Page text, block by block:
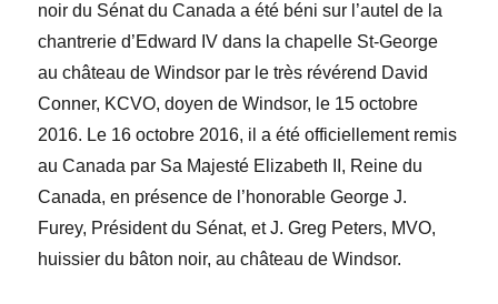
noir du Sénat du Canada a été béni sur l’autel de la
chantrerie d’Edward IV dans la chapelle St-George
au château de Windsor par le très révérend David
Conner, KCVO, doyen de Windsor, le 15 octobre
2016. Le 16 octobre 2016, il a été officiellement remis
au Canada par Sa Majesté Elizabeth II, Reine du
Canada, en présence de l’honorable George J.
Furey, Président du Sénat, et J. Greg Peters, MVO,
huissier du bâton noir, au château de Windsor.